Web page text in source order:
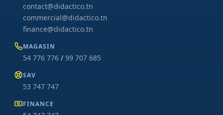
contact@didactico.tn
commercial@didactico.tn
finance@didactico.tn
MAGASIN
54 776 776 / 99 707 685
SAV
53 747 747
FINANCE